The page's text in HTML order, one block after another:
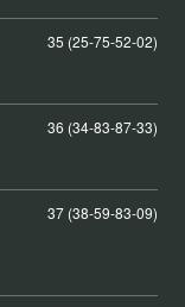
35 (25-75-52-02)
36 (34-83-87-33)
37 (38-59-83-09)